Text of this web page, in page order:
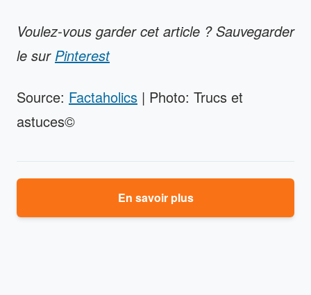
Voulez-vous garder cet article ? Sauvegarder
le sur Pinterest
Source: Factaholics | Photo: Trucs et
astuces©
En savoir plus